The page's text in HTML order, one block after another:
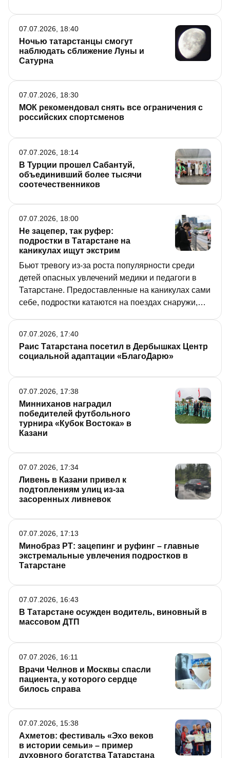
Ночью татарстанцы смогут
наблюдать сближение Луны и
Сатурна
07.07.2026, 18:40
МОК рекомендовал снять все ограничения с
российских спортсменов
07.07.2026, 18:30
В Турции прошел Сабантуй,
объединивший более тысячи
соотечественников
07.07.2026, 18:14
Не зацепер, так руфер:
подростки в Татарстане на
каникулах ищут экстрим
Бьют тревогу из-за роста популярности среди
детей опасных увлечений медики и педагоги в
Татарстане. Предоставленные на каникулах сами
себе, подростки катаются на поездах снаружи,
заброшенным зданиям. В итоге одни попадают
на больничную койку, а другие вообще
07.07.2026, 18:00
Раис Татарстана посетил в Дербышках Центр
социальной адаптации «БлагоДарю»
07.07.2026, 17:40
Минниханов наградил
победителей футбольного
турнира «Кубок Востока» в
Казани
07.07.2026, 17:38
Ливень в Казани привел к
подтоплениям улиц из-за
засоренных ливневок
07.07.2026, 17:34
Минобраз РТ: зацепинг и руфинг – главные
экстремальные увлечения подростков в
Татарстане
07.07.2026, 17:13
В Татарстане осужден водитель, виновный в
массовом ДТП
07.07.2026, 16:43
Врачи Челнов и Москвы спасли
пациента, у которого сердце
билось справа
07.07.2026, 16:11
Ахметов: фестиваль «Эхо веков
в истории семьи» – пример
духовного богатства Татарстана
07.07.2026, 15:38